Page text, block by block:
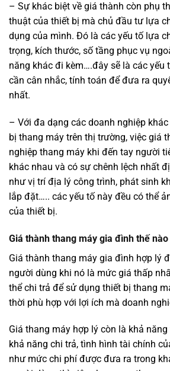
– Sự khác biệt về giá thành còn phụ
thuật của thiết bị mà chủ đầu tư lựa
dụng của mình. Đó là các yếu tố lựa
trọng, kích thước, số tầng phục vụ
năng khác đi kèm….đây sẽ là các yếu
cần cân nhắc, tính toán để đưa ra
nhất.
– Với đa dạng các doanh nghiệp
bị thang máy trên thị trường, việc giá
nghiệp thang máy khi đến tay người
khác nhau và có sự chênh lệch nhất
như vị trí địa lý công trình, phát sinh
lắp đặt….. các yếu tố này đều có thể
của thiết bị.
Giá thành thang máy gia đình thế
Giá thành thang máy gia đình hợp lý
người dùng khi nó là mức giá thấp
thể chi trả để sử dụng thiết bị thang
thời phù hợp với lợi ích mà doanh
Giá thang máy hợp lý còn là khả
khả năng chi trả, tình hình tài chính
như mức chi phí được đưa ra trong